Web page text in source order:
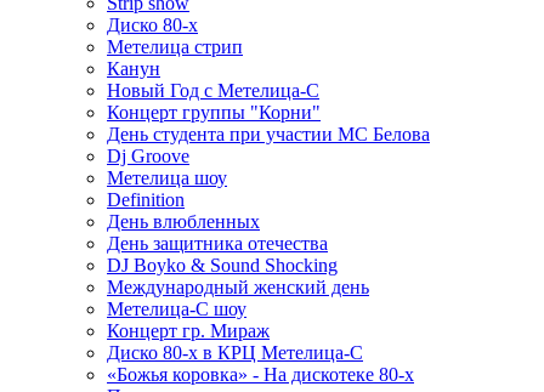
Диско 80-х
Метелица стрип
Канун
Новый Год с Метелица-С
Концерт группы "Корни"
День студента при участии МС Белова
Dj Groove
Метелица шоу
Definition
День влюбленных
День защитника отечества
DJ Boyko & Sound Shocking
Международный женский день
Метелица-С шоу
Концерт гр. Мираж
Диско 80-х в КРЦ Метелица-С
«Божья коровка» - На дискотеке 80-х